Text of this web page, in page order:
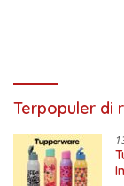
Terpopuler di